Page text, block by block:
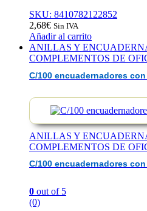
SKU: 8410782122852
2,68€ Sin IVA
Añadir al carrito
ANILLAS Y
COMPLEMENTOS DE
C/100 encuadernadores
ANILLAS Y
COMPLEMENTOS DE
C/100 encuadernadores
0 out of 5
(0)